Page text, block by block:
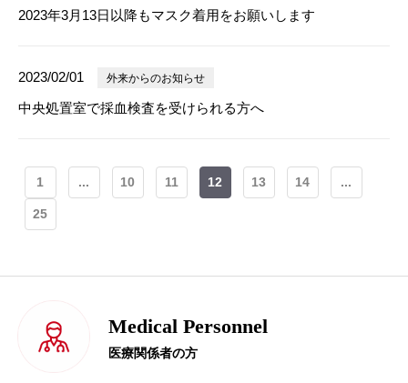
2023年3月13日以降もマスク着用をお願いします
2023/02/01 外来からのお知らせ
中央処置室で採血検査を受けられる方へ
1 ... 10 11 12 13 14 ...
25
Medical Personnel
医療関係者の方